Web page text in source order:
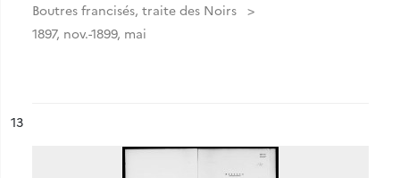
Boutres francisés, traite des Noirs
1897, nov.-1899, mai
n°
13